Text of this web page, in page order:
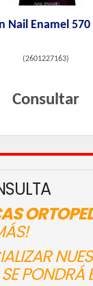
Nail Enamel 570
(2601227163)
Consultar
PONDRÁ